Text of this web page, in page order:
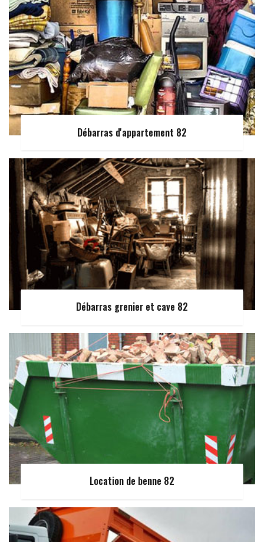
Débarras d'appartement 82
Débarras grenier et cave 82
Location de benne 82